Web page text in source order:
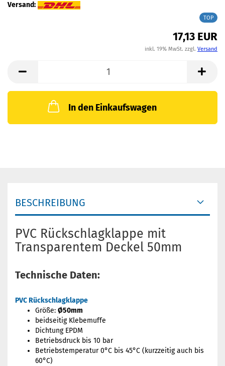
Versand:
TOP
17,13 EUR
inkl. 19% MwSt. zzgl. Versand
In den Einkaufswagen
BESCHREIBUNG
PVC Rückschlagklappe mit
Transparentem Deckel 50mm
Technische Daten:
PVC Rückschlagklappe
Größe: Ø50mm
beidseitig Klebemuffe
Dichtung EPDM
Betriebsdruck bis 10 bar
Betriebstemperatur 0°C bis 45°C (kurzzeitig auch bis
60°C)